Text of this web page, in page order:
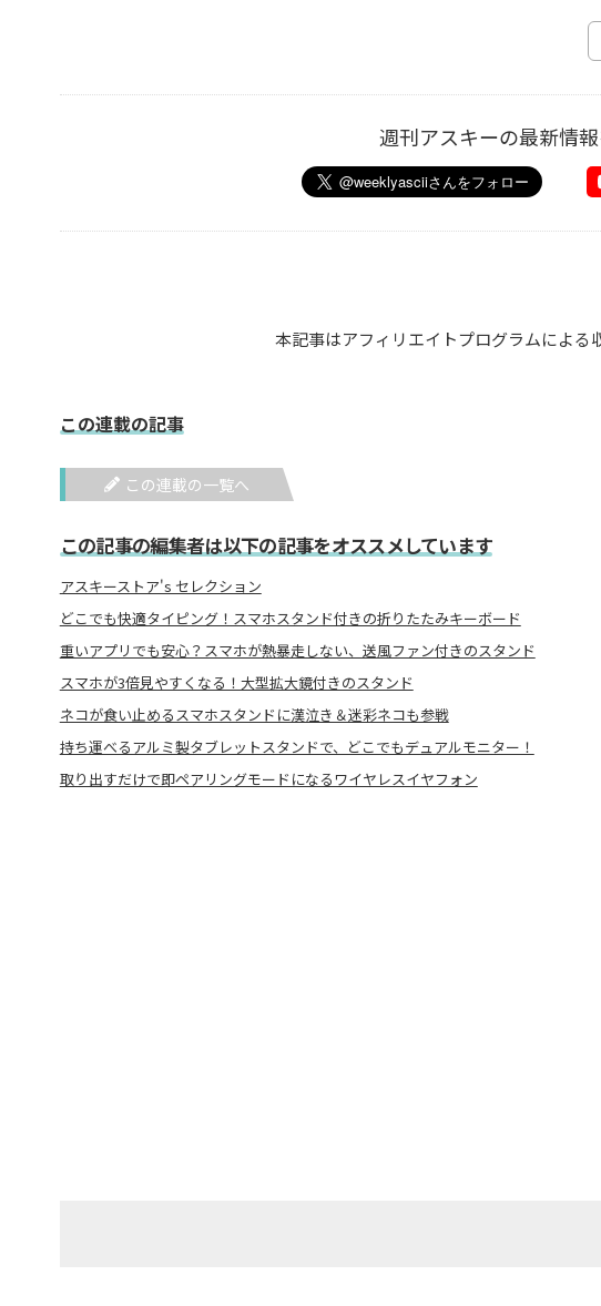
週刊アスキーの最新情
本記事はアフィリエイトプログラムによる
この連載の記事
この連載の一覧へ
この記事の編集者は以下の記事をオススメしています
アスキーストア's セレクション
どこでも快適タイピング！スマホスタンド付きの折りたたみキーボード
重いアプリでも安心？スマホが熱暴走しない、送風ファン付きのスタンド
スマホが3倍見やすくなる！大型拡大鏡付きのスタンド
ネコが食い止めるスマホスタンドに漢泣き＆迷彩ネコも参戦
持ち運べるアルミ製タブレットスタンドで、どこでもデュアルモニター！
取り出すだけで即ペアリングモードになるワイヤレスイヤフォン